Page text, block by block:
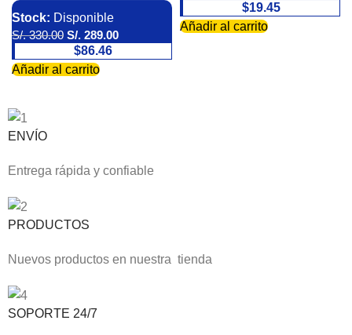
Stock: Disponible
S/.330.00 S/. 289.00
$86.46
Añadir al carrito
$19.45
Añadir al carrito
ENVÍO
Entrega rápida y confiable
PRODUCTOS
Nuevos productos en nuestra tienda
SOPORTE 24/7